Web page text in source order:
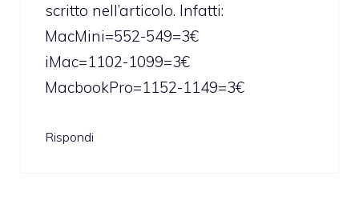
scritto nell’articolo. Infatti:
MacMini=552-549=3€
iMac=1102-1099=3€
MacbookPro=1152-1149=3€
Rispondi